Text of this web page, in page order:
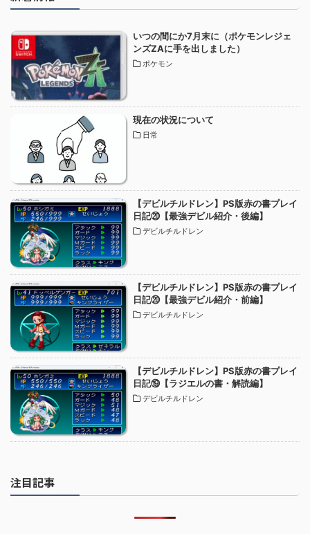
いつの間にか7月末に（ポケモンレジェ
ンズZAに手を出しました）
ポケモン
現在の状況について
日常
【デビルチルドレン】PS版赤の書プレイ
日記⑳【最強デビル紹介・後編】
デビルチルドレン
【デビルチルドレン】PS版赤の書プレイ
日記⑳【最強デビル紹介・前編】
デビルチルドレン
【デビルチルドレン】PS版赤の書プレイ
日記⑲【ラジエルの書・解読編】
デビルチルドレン
注目記事